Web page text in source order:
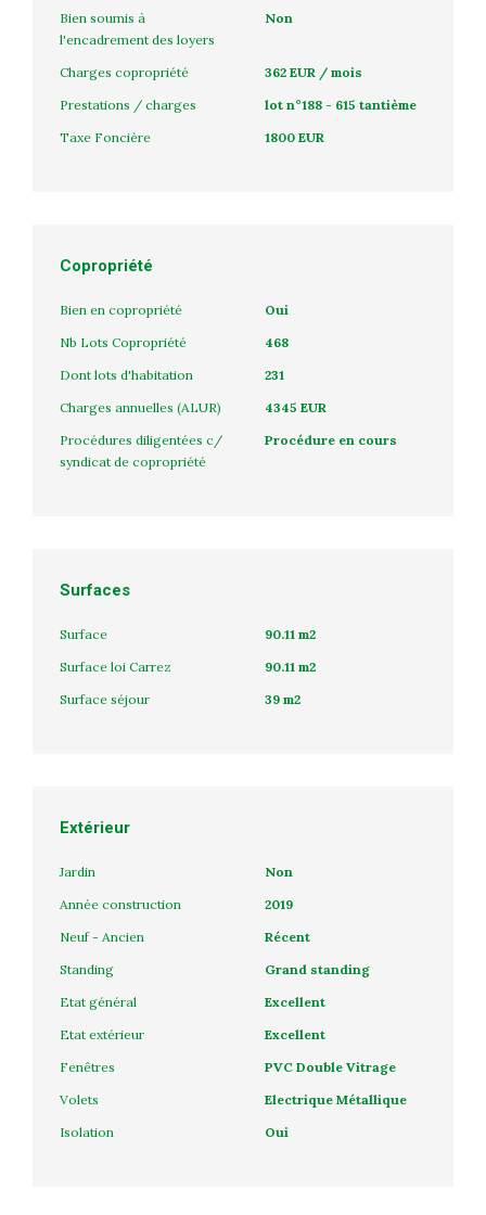
Bien soumis à
l'encadrement des loyers
Non
Charges copropriété
362 EUR / mois
Prestations / charges
lot n°188 - 615 tantième
Taxe Foncière
1800 EUR
Copropriété
Bien en copropriété
Oui
Nb Lots Copropriété
468
Dont lots d'habitation
231
Charges annuelles (ALUR)
4345 EUR
Procédures diligentées c/
syndicat de copropriété
Procédure en cours
Surfaces
Surface
90.11 m2
Surface loi Carrez
90.11 m2
Surface séjour
39 m2
Extérieur
Jardin
Non
Année construction
2019
Neuf - Ancien
Récent
Standing
Grand standing
Etat général
Excellent
Etat extérieur
Excellent
Fenêtres
PVC Double Vitrage
Volets
Electrique Métallique
Isolation
Oui